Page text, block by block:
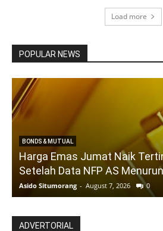
Load more
POPULAR NEWS
BONDS & MUTUAL
Harga Emas Jumat Naik
Setelah Data NFP AS Menurun
Asido Situmorang - August 7, 2026 0
ADVERTORIAL